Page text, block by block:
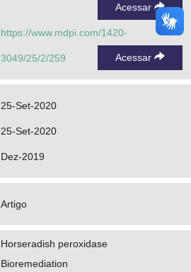
Acessar
https://www.mdpi.com/1420-
3049/25/2/259 Acessar
25-Set-2020
25-Set-2020
Dez-2019
Artigo
Horseradish peroxidase
Bioremediation